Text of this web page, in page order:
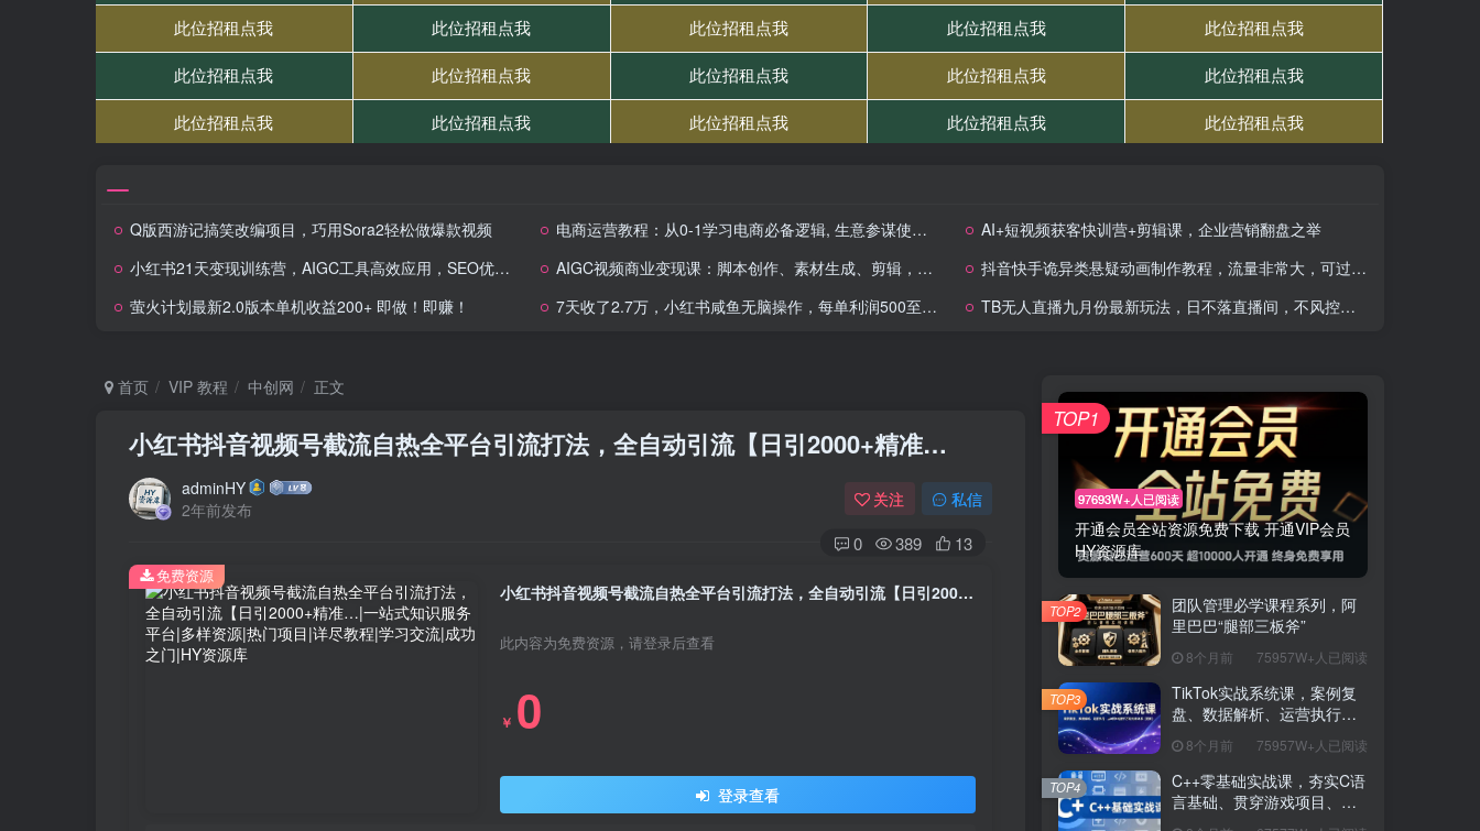
Q版西游记搞笑改编项目，巧用Sora2轻松做爆款视频 电商运营教程：从0-1学习电商必备逻辑, 生意参谋使用, 营销工具解读
AI+短视频获客快训营+剪辑课，企业营销翻盘之举
小红书21天变现训练营，AIGC工具高效应用，SEO优化核心技巧
AIGC视频商业变现课：脚本创作、素材生成、剪辑，轻松做商业视频接单
抖音快手诡异类悬疑动画制作教程，流量非常大，可过伙伴计划，每天1k轻松拿
萤火计划最新2.0版本单机收益200+ 即做！即赚！
7天收了2.7万，小红书咸鱼无脑操作，每单利润500至3000 TB无人直播九月份最新玩法，日不落直播间，不风控，日稳定躺赚1000+！
首页 VIP 教程 中创网 正文
小红书抖音视频号截流自热全平台引流打法，全自动引流【日引2000+精准…
adminHY
2年前发布
关注 私信
0 389 13
小红书抖音视频号截流自热全平台引流打法，全自动引流【日引2000+精准…
此内容为免费资源，请登录后查看
￥ 0
登录查看
免费资源
97693W+人已阅读
开通会员全站资源免费下载 开通VIP会员
HY资源库
TOP1
团队管理必学课程系列，阿
里巴巴“腿部三板斧”
8个月前 75957W+人已阅读
TOP2
TikTok实战系统课，案例复
盘、数据解析、运营执行，
（更新）
8个月前 75957W+人已阅读
TOP3
C++零基础实战课，夯实C语
言基础、贯穿游戏项目、掌
TOP4